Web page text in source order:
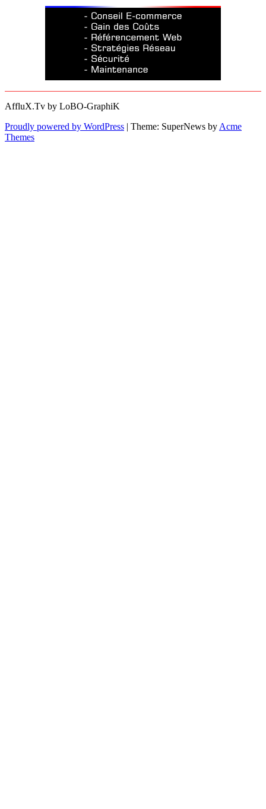
AffluX.Tv by LoBO-GraphiK
Proudly powered by WordPress | Theme: SuperNews by Acme
Themes